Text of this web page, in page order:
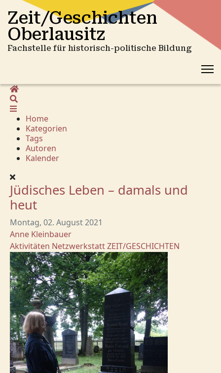
Zeit/Geschichten
Oberlausitz
Fachstelle für historisch-politische Bildung
Home
Home
Kategorien
Tags
Autoren
Kalender
Jüdisches Leben – damals und
heut
Montag, 02. August 2021
Anne Kleinbauer
Aktivitäten NetzwerkstattZEIT/GESCHICHTEN